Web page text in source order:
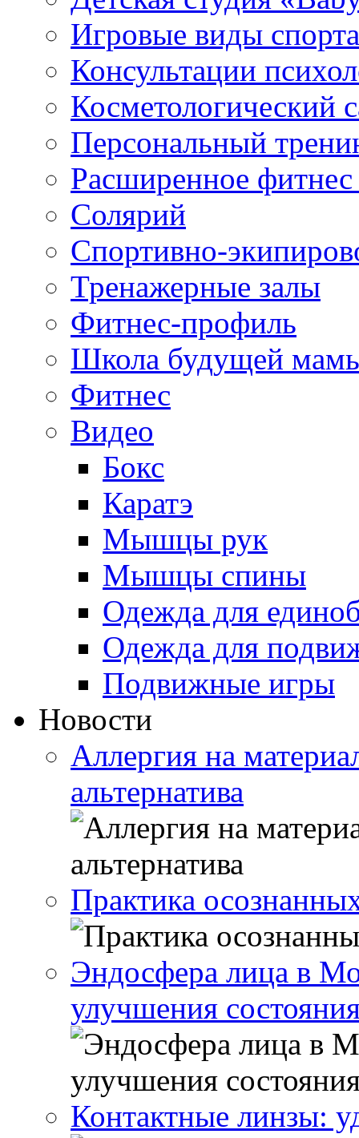
Игровые виды спорта
Консультации
Косметологический
Персональный
Расширенное фитнес
Солярий
Спортивно-
Тренажерные залы
Фитнес-профиль
Школа будущей
Фитнес
Видео
Бокс
Каратэ
Мышцы рук
Мышцы спины
Одежда для
Одежда для
Подвижные игры
Новости
Аллергия на
альтернатива
Практика
Эндосфера лица в
улучшения
Контактные линзы: